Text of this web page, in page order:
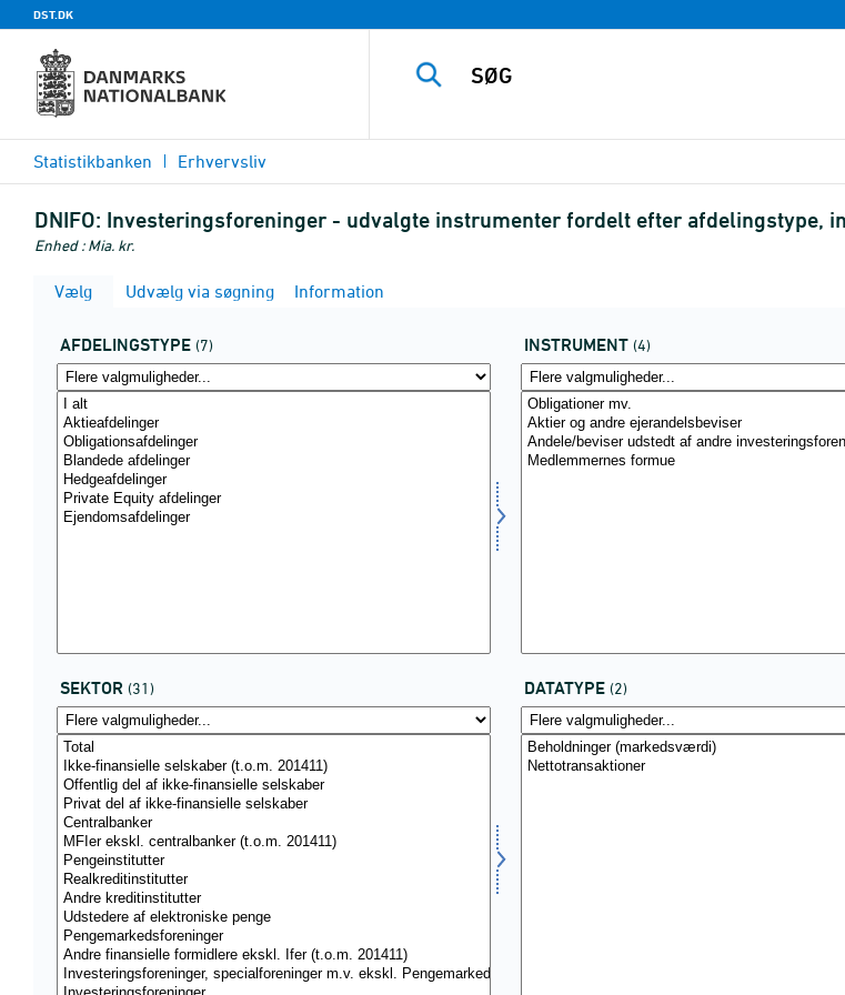
DST.DK
Statistikbanken Erhvervsliv
DNIFO: Investeringsforeninger - udvalgte instrumenter fordelt efter afdelingstype,
Enhed : Mia. kr.
Vælg Udvælg via søgning Information
AFDELINGSTYPE (7) INSTRUMENT (4)
SEKTOR (31) DATATYPE (2)